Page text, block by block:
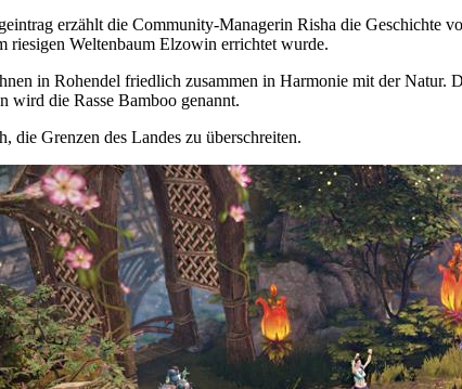
erzählt die Community-Managerin Risha die Geschichte
riesigen Weltenbaum Elzowin errichtet wurde.
in Rohendel friedlich zusammen in Harmonie mit der
wird die Rasse Bamboo genannt.
die Grenzen des Landes zu überschreiten.